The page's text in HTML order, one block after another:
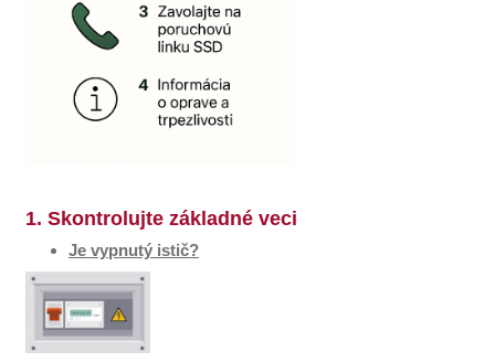
1. Skontrolujte základné veci
Je vypnutý istič?